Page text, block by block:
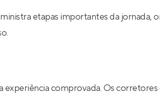
etapas importantes da jornada,
experiência comprovada. Os